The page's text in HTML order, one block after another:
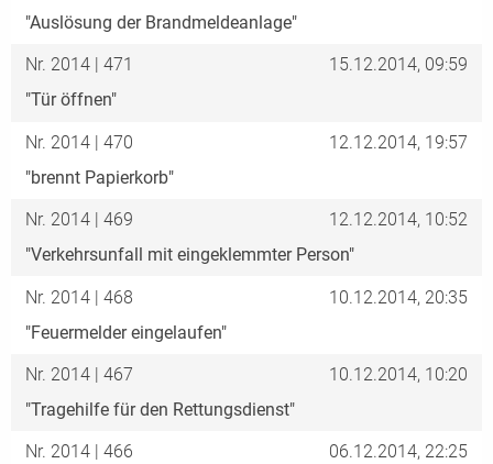
"Auslösung der Brandmeldeanlage"
Nr. 2014 | 471
"Tür öffnen"
15.12.2014, 09:59
Nr. 2014 | 470
"brennt Papierkorb"
12.12.2014, 19:57
Nr. 2014 | 469
"Verkehrsunfall mit eingeklemmter Person"
12.12.2014, 10:52
Nr. 2014 | 468
"Feuermelder eingelaufen"
10.12.2014, 20:35
Nr. 2014 | 467
"Tragehilfe für den Rettungsdienst"
10.12.2014, 10:20
Nr. 2014 | 466
06.12.2014, 22:25